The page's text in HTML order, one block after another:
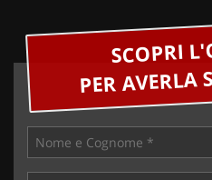
SCOPRI
PER AVERLA